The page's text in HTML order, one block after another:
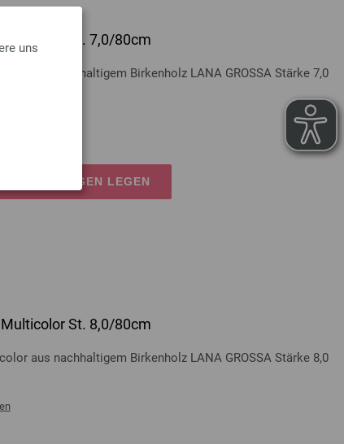
uns
St. 7,0/80cm
aus nachhaltigem Birkenholz LANA GROSSA Stärke 7,0
LEGEN
St. 8,0/80cm
aus nachhaltigem Birkenholz LANA GROSSA Stärke 8,0